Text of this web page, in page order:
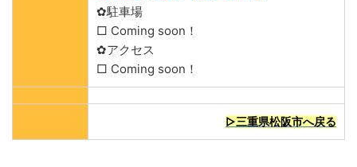
✿駐車場
□ Coming soon！
✿アクセス
□ Coming soon！
▷三重県松阪市へ戻る